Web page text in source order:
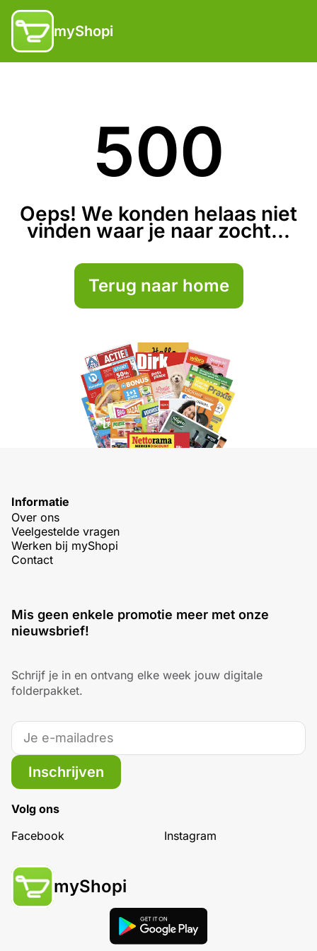
myShopi
500
Oeps! We konden helaas niet
vinden waar je naar zocht...
Terug naar home
Informatie
Over ons
Veelgestelde vragen
Werken bij myShopi
Contact
Mis geen enkele promotie meer met onze
nieuwsbrief!
Schrijf je in en ontvang elke week jouw digitale
folderpakket.
Inschrijven
Volg ons
Facebook
Instagram
myShopi